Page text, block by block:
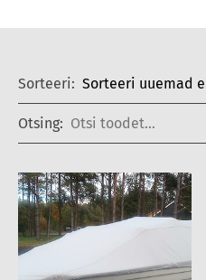
Sorteeri:
Otsing: